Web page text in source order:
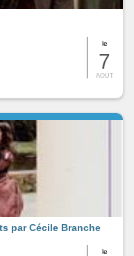
le
7
AOUT
le
par Cécile Branche